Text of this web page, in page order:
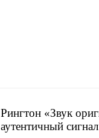
Рингтон «Звук
аутентичный